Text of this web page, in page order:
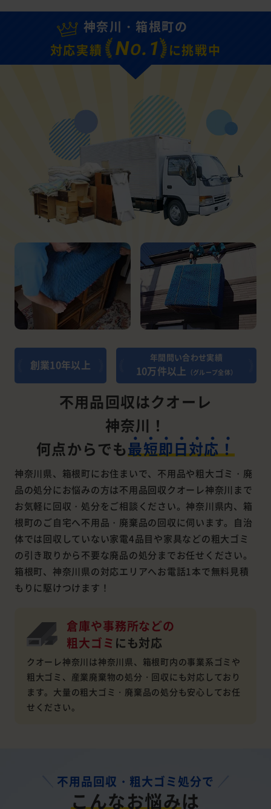
神奈川・箱根町の
対応実績
NO.1 に挑戦中
創業10年以上
年間問い合わせ実績
10万件以上 （グループ全体）
不用品回収はクオーレ
神奈川！
何点からでも最短即日対応！
神奈川県、箱根町にお住まいで、不用品や粗大ゴミ・廃
品の処分にお悩みの方は不用品回収クオーレ神奈川まで
お気軽に回収・処分をご相談ください。神奈川県内、箱
根町のご自宅へ不用品・廃棄品の回収に伺います。自治
体では回収していない家電4品目や家具などの粗大ゴミ
の引き取りから不要な廃品の処分までお任せください。
箱根町、神奈川県の対応エリアへお電話1本で無料見積
もりに駆けつけます！
倉庫や事務所などの
粗大ゴミ にも対応
クオーレ神奈川は神奈川県、箱根町内の事業系ゴミや
粗大ゴミ、産業廃棄物の処分・回収にも対応しており
ます。大量の粗大ゴミ・廃棄品の処分も安心してお任
せください。
不用品回収・粗大ゴミ処分で
こんなお悩みは